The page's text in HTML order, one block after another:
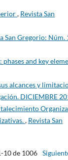
, Revista San
San Gregorio: Núm.
and key
alcances y
DICIEMBRE
, Revista San
10 de 1006